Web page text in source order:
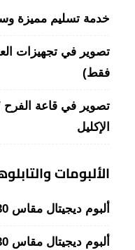
خدمة تسليم مميزة
تصوير في تجهيزات
فقط)
تصوير في قاعة
الإكليل
الألبومات
ألبوم ديجيتال مقاس 30×45
ألبوم ديجيتال مقاس 30×80